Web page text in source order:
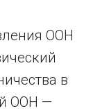
ООН
в
ООН —